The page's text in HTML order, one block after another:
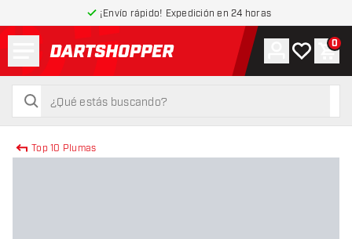
¡Envío rápido! Expedición en 24 horas
volver a la página de inicio
buscar
buscar
Cuenta
Mi lista de
0
Top 10 Plumas